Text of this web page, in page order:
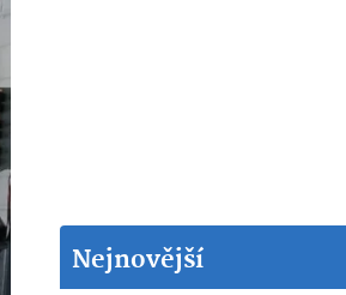
Nejnovější